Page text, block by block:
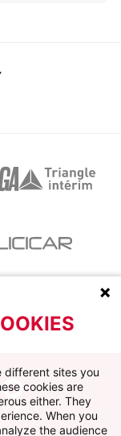
Twitch
different sites you
cookies are
either. They
When you
the audience